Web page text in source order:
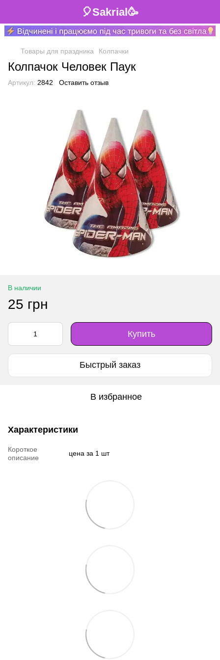
🎈Sakrial🥳
Товары для праздника Колпачки
Колпачок Человек Паук
Артикул: 2842 Оставить отзыв
В наличии
25 грн
Купить
Быстрый заказ
В избранное
Характеристики
Короткое
описание
цена за 1 шт